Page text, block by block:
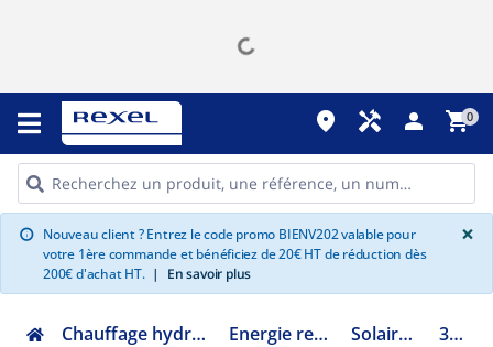
place handyman person shopping_cart0
info Nouveau client ? Entrez le code promo BIENV202 valable pour
votre 1ère commande et bénéficiez de 20€ HT de réduction dès
200€ d'achat HT. | En savoir plus
×
Chauffage hydraulique et plomberie Energie renouvelable ENR Solaire thermique 3721052